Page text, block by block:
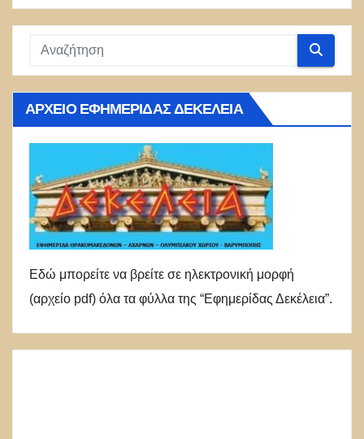
ΑΡΧΕΊΟ ΕΦΗΜΕΡΊΔΑΣ ΔΕΚΈΛΕΙΑ
Εδώ μπορείτε να βρείτε σε ηλεκτρονική μορφή
(αρχείο pdf) όλα τα φύλλα της “Εφημερίδας Δεκέλεια”.